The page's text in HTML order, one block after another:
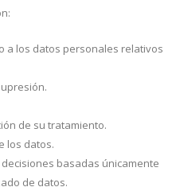
a los datos personales relativos
de su tratamiento.
los datos.
basadas únicamente
de datos.